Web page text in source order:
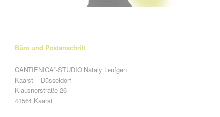
Büro und Postanschrift
CANTIENICA®-STUDIO Nataly Leufgen
Kaarst – Düsseldorf
Klausnerstraße 26
41564 Kaarst